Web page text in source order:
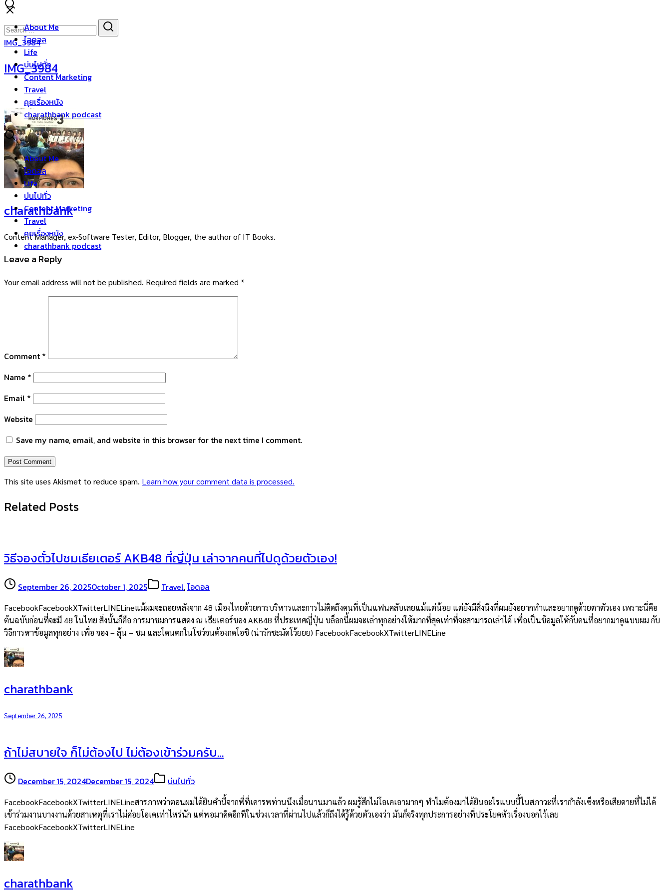
Skip
content
About Me
ไอดอล
Life
บ่นไปทั่ว
Content Marketing
Travel
คุยเรื่องหนัง
charathbank podcast
About Me
ไอดอล
Life
บ่นไปทั่ว
Content Marketing
Travel
คุยเรื่องหนัง
charathbank podcast
Search
for:
IMG_3984
IMG_3984
charathbank
Content Manager, ex-Software Tester, Editor, Blogger, the author of IT Books.
Leave a Reply
Your email address will not be published. Required fields are marked *
Comment *
Name *
Email *
Website
Save my name, email, and website in this browser for the next time I comment.
This site uses Akismet to reduce spam. Learn how your comment data is processed.
Related Posts
วิธีจองตั๋วไปชมเธียเตอร์ AKB48 ที่ญี่ปุ่น เล่าจากคนที่ไปดูด้วยตัวเอง!
September 26, 2025October 1, 2025 Travel,ไอดอล
FacebookFacebookXTwitterLINELineแม้ผมจะถอยหลังจาก 48 เมืองไทยด้วยการบริหารและการไม่คิดถึงคนที่เป็นแฟนคลับเลยแม้แต่น้อย แต่ยังมีสิ่งนึงที่ผมยังอยากทำและอยากดูด้วยตาตัวเอง เพราะนี่คือ
ต้นฉบับก่อนที่จะมี 48 ในไทย สิ่งนั้นก็คือ การมาชมการแสดง ณ เธียเตอร์ของ AKB48 ที่ประเทศญี่ปุ่น บล็อกนี้ผมจะเล่าทุกอย่างให้มากที่สุดเท่าที่จะสามารถเล่าได้ เพื่อเป็นข้อมูลให้กับคนที่อยากมาดูแบบผม กับ
วิธีการหาข้อมูลทุกอย่าง เพื่อ จอง – ลุ้น – ชม และโดนตกในโชว์จนต้องกดโอชิ (น่ารักชะมัดโว้ยยย) FacebookFacebookXTwitterLINELine
charathbank
September 26, 2025
ถ้าไม่สบายใจ ก็ไม่ต้องไป ไม่ต้องเข้าร่วมครับ…
December 15, 2024December 15, 2024 บ่นไปทั่ว
FacebookFacebookXTwitterLINELineสารภาพว่าตอนผมได้ยินคำนี้จากพี่ที่เคารพท่านนึงเมื่อนานมาแล้ว ผมรู้สึกไม่โอเคเอามากๆ ทำไมต้องมาได้ยินอะไรแบบนี้ในสภาวะที่เรากำลังเซ็งหรือเสียดายที่ไม่ได้
เข้าร่วมงานบางงานด้วยสาเหตุที่เราไม่ค่อยโอเคเท่าไหร่นัก แต่พอมาคิดอีกทีในช่วงเวลาที่ผ่านไปแล้วก็ถึงได้รู้ด้วยตัวเองว่า มันก็จริงทุกประการอย่างที่ประโยคหัวเรื่องบอกไว้เลย
FacebookFacebookXTwitterLINELine
charathbank